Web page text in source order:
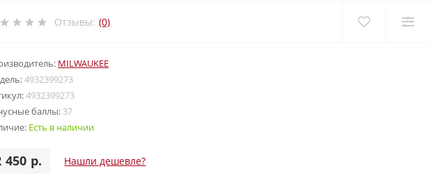
Отзывы: (0)
MILWAUKEE
4932399273
4932399273
баллы: 37
Есть в наличии
450 р. Нашли дешевле?